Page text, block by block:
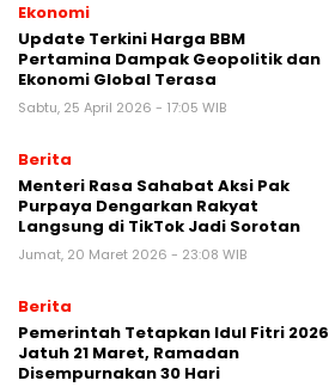
Ekonomi
Update Terkini Harga BBM
Pertamina Dampak Geopolitik dan
Ekonomi Global Terasa
Sabtu, 25 April 2026 - 17:05 WIB
Berita
Menteri Rasa Sahabat Aksi Pak
Purpaya Dengarkan Rakyat
Langsung di TikTok Jadi Sorotan
Jumat, 20 Maret 2026 - 23:08 WIB
Berita
Pemerintah Tetapkan Idul Fitri 2026
Jatuh 21 Maret, Ramadan
Disempurnakan 30 Hari